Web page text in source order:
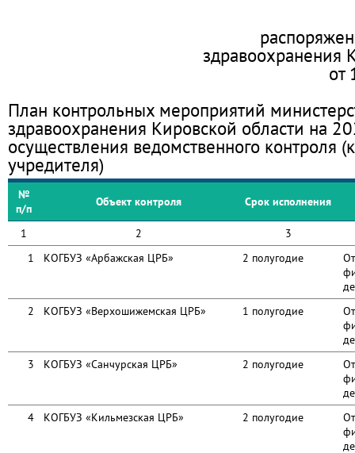
здравоохранения
от
План контрольных мероприятий
здравоохранения Кировской области на
осуществления ведомственного контроля
учредителя)
№
п/п
Объект контроля Срок исполнения
1 2
3
1
КОГБУЗ «Арбажская ЦРБ» 2 полугодие
2
КОГБУЗ «Верхошижемская ЦРБ» 1 полугодие
3
КОГБУЗ «Санчурская ЦРБ» 2 полугодие
4
КОГБУЗ «Кильмезская ЦРБ» 2 полугодие